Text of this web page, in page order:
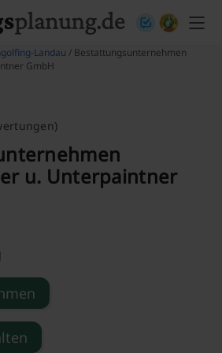
Landau / Bestattungsunternehmen
GmbH
u. Unterpaintner